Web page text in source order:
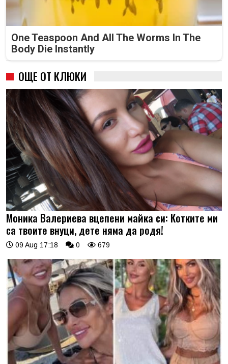
One Teaspoon And All The Worms In The
Body Die Instantly
ОЩЕ ОТ КЛЮКИ
Моника Валериева вцепени майка си: Котките ми
са твоите внуци, дете няма да родя!
09 Aug 17:18 0 679